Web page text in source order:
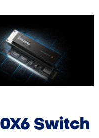
Switch